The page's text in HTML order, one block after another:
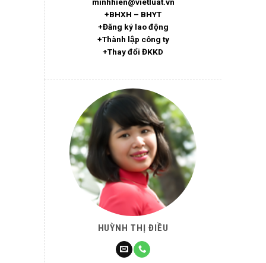
minhhien@vietluat.vn
+BHXH – BHYT
+Đăng ký lao động
+Thành lập công ty
+Thay đổi ĐKKD
HUỲNH THỊ ĐIỀU